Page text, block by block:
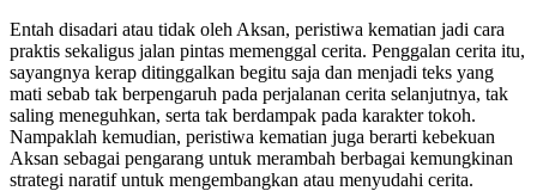
Entah disadari atau tidak oleh Aksan, peristiwa kematian jadi cara
praktis sekaligus jalan pintas memenggal cerita. Penggalan cerita itu,
sayangnya kerap ditinggalkan begitu saja dan menjadi teks yang
mati sebab tak berpengaruh pada perjalanan cerita selanjutnya, tak
saling meneguhkan, serta tak berdampak pada karakter tokoh.
Nampaklah kemudian, peristiwa kematian juga berarti kebekuan
Aksan sebagai pengarang untuk merambah berbagai kemungkinan
strategi naratif untuk mengembangkan atau menyudahi cerita.